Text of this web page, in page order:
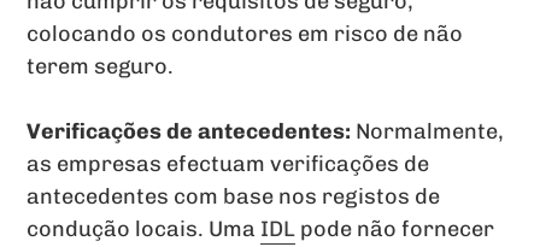
colocando os condutores em risco de não
terem seguro.
Verificações de antecedentes: Normalmente,
as empresas efectuam verificações de
antecedentes com base nos registos de
condução locais. Uma IDL pode não fornecer